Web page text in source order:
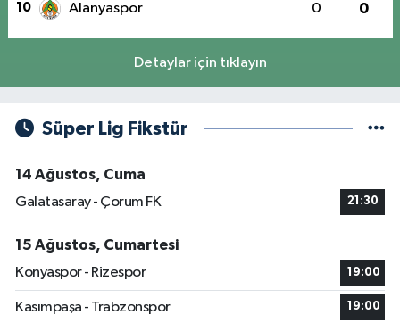
10 Alanyaspor 0 0
Detaylar için tıklayın
Süper Lig Fikstür
14 Ağustos, Cuma
Galatasaray - Çorum FK
21:30
15 Ağustos, Cumartesi
Konyaspor - Rizespor
19:00
Kasımpaşa - Trabzonspor 19:00